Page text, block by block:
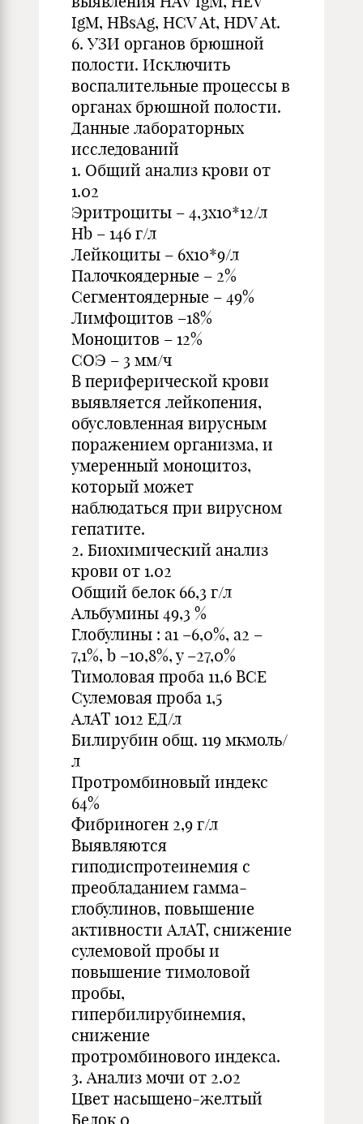
IgM, HBsAg, HCV At, HDV At.
6. УЗИ органов брюшной
полости. Исключить
воспалительные процессы в
органах брюшной полости.
Данные лабораторных
исследований
1. Общий анализ крови от
1.02
Эритроциты – 4,3х10*12/л
Hb – 146 г/л
Лейкоциты – 6х10*9/л
Палочкоядерные – 2%
Сегментоядерные – 49%
Лимфоцитов –18%
Моноцитов – 12%
СОЭ – 3 мм/ч
В периферической крови
выявляется лейкопения,
обусловленная вирусным
поражением организма, и
умеренный моноцитоз,
который может
наблюдаться при вирусном
гепатите.
2. Биохимический анализ
крови от 1.02
Общий белок 66,3 г/л
Альбумины 49,3 %
Глобулины : а1 –6,0%, а2 –
7,1%, b –10,8%, y –27,0%
Тимоловая проба 11,6 ВСЕ
Сулемовая проба 1,5
АлАТ 1012 ЕД/л
Билирубин общ. 119 мкмоль/
л
Протромбиновый индекс
64%
Фибриноген 2,9 г/л
Выявляются
гиподиспротеинемия с
преобладанием гамма-
глобулинов, повышение
активности АлАТ, снижение
сулемовой пробы и
повышение тимоловой
пробы,
гипербилирубинемия,
снижение
протромбинового индекса.
3. Анализ мочи от 2.02
Цвет насыщено-желтый
Белок 0